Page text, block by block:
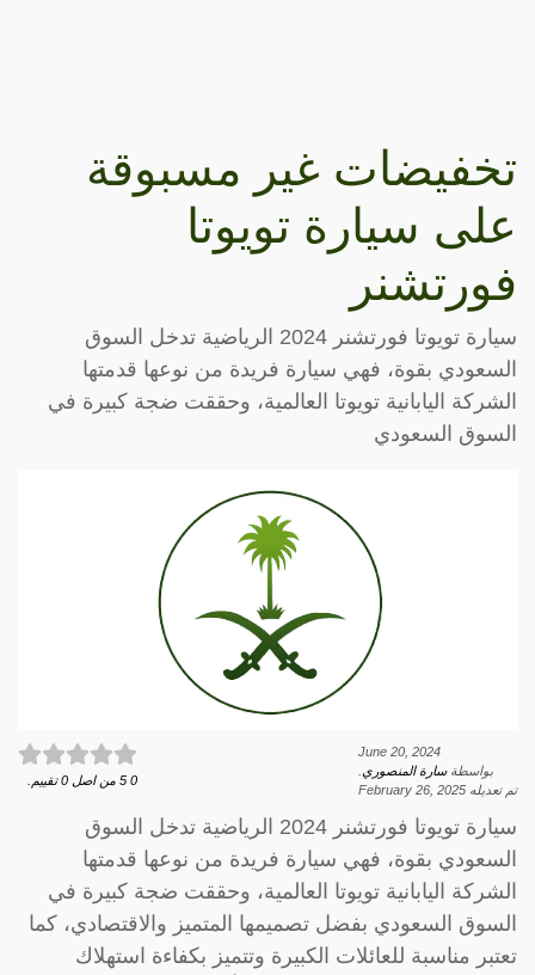
تخفيضات غير مسبوقة
على سيارة تويوتا
فورتشنر
سيارة تويوتا فورتشنر 2024 الرياضية تدخل السوق
السعودي بقوة، فهي سيارة فريدة من نوعها قدمتها
الشركة اليابانية تويوتا العالمية، وحققت ضجة كبيرة في
السوق السعودي
June 20, 2024
بواسطةسارة المنصوري
تم تعديله February 26, 2025
0
5 من اصل 0 تقييم.
سيارة تويوتا فورتشنر 2024 الرياضية تدخل السوق
السعودي بقوة، فهي سيارة فريدة من نوعها قدمتها
الشركة اليابانية تويوتا العالمية، وحققت ضجة كبيرة في
السوق السعودي بفضل تصميمها المتميز والاقتصادي، كما
تعتبر مناسبة للعائلات الكبيرة وتتميز بكفاءة استهلاك